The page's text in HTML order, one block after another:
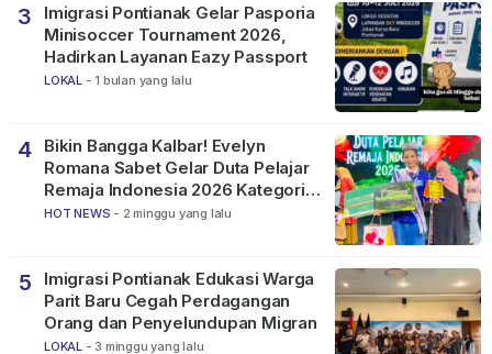
3
Imigrasi Pontianak Gelar Pasporia
Minisoccer Tournament 2026,
Hadirkan Layanan Eazy Passport
LOKAL - 1 bulan yang lalu
4
Bikin Bangga Kalbar! Evelyn
Romana Sabet Gelar Duta Pelajar
Remaja Indonesia 2026 Kategori
SMP
HOT NEWS - 2 minggu yang lalu
5
Imigrasi Pontianak Edukasi Warga
Parit Baru Cegah Perdagangan
Orang dan Penyelundupan Migran
LOKAL - 3 minggu yang lalu